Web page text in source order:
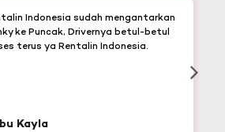
Indonesia sudah mengantarkan
ke Puncak, Drivernya betul-betul
terus ya Rentalin Indonesia.
Kayla